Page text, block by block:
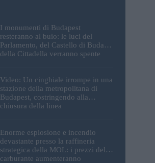
I monumenti di Budapest
resteranno al buio: le luci del
Parlamento, del Castello di Buda e
della Cittadella verranno spente
Video: Un cinghiale irrompe in una
stazione della metropolitana di
Budapest, costringendo alla
chiusura della linea
Enorme esplosione e incendio
devastante presso la raffineria
strategica della MOL: i prezzi del
carburante aumenteranno